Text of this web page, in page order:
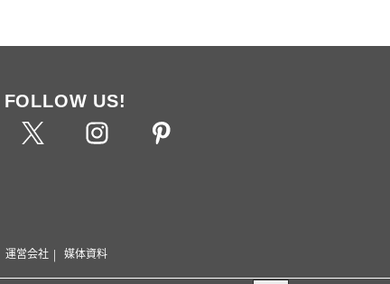
FOLLOW US!
運営会社 媒体資料